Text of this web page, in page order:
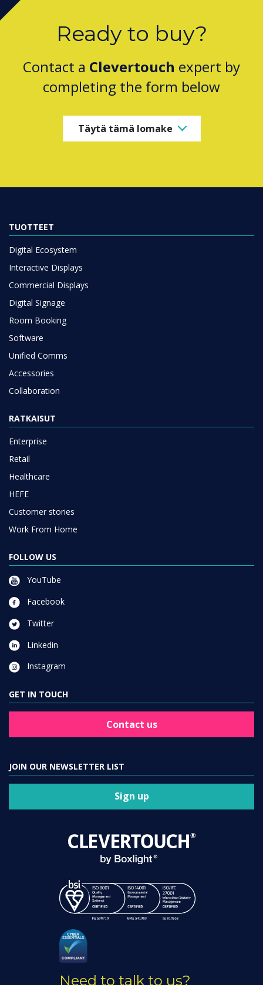
Ready to buy?
Contact a Clevertouch expert by
completing the form below
Täytä tämä lomake
TUOTTEET
Digital Ecosystem
Interactive Displays
Commercial Displays
Digital Signage
Room Booking
Software
Unified Comms
Accessories
Collaboration
RATKAISUT
Enterprise
Retail
Healthcare
HEFE
Customer stories
Work From Home
FOLLOW US
YouTube
Facebook
Twitter
Linkedin
Instagram
GET IN TOUCH
Contact us
JOIN OUR NEWSLETTER LIST
Sign up
Need to talk to us?